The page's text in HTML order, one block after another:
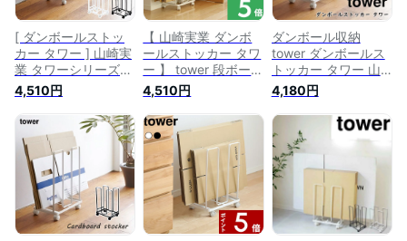
カー 3303 3304]
3303 3304 タワー
シリーズ 公式
ト【送料無料＆ポイ
ント5倍】
[ ダンボールストッ
カー タワー ] 山崎実
業 タワーシリーズ
tower 収納 段ボール
まとめ置き キャスタ
ー付き ホワイト
3303 ブラック
3304
4,510円
【 山崎実業 ダンボ
ールストッカー タワ
ー 】 tower 段ボール
ストッカー ワゴン
段ボール置き 段ボー
ル立て 段ボール ス
タンド ラック 収納
ストッカー 結束でき
る 3303 3304 公式
ホワイト ブラック
白 黒 モノトーン シ
ンプル おしゃれ
YAMAZAKI
4,510円
ダンボール収納
tower ダンボールス
トッカー タワー 山
崎実業 3303 3304
段ボールストッカー
収納 インテリア お
しゃれ モダン シン
プル スリム 北欧 送
料無料 10倍 新生活
母の日 プレゼント
4,180円